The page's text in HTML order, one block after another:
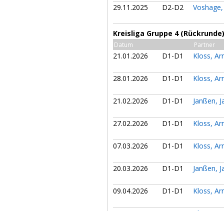
29.11.2025 D2-D2
Kreisliga Gruppe 4 (Rückrunde)
Datum Partner
21.01.2026 D1-D1 Kloss,
28.01.2026 D1-D1 Kloss,
21.02.2026 D1-D1 Janßen,
27.02.2026 D1-D1 Kloss,
07.03.2026 D1-D1 Kloss,
20.03.2026 D1-D1 Janßen,
09.04.2026 D1-D1 Kloss,